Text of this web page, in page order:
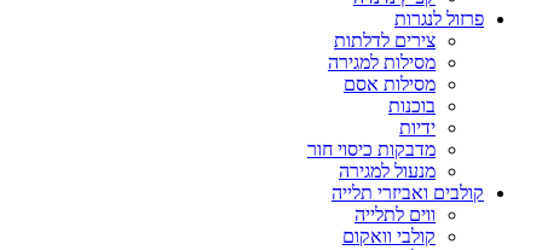
פרזול לנגרות
צירים לדלתות
מסילות למגירה
מסילות אסם
בוכנות
ידיות
מדבקות כיסוי חור
מנעול למגירה
קולבים ואביזרי תלייה
ווים לתלייה
קולבי וואקום